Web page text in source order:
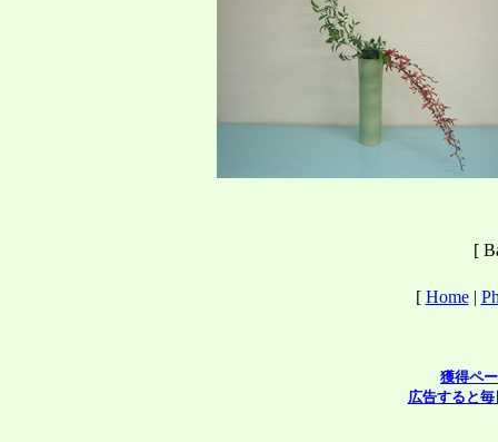
[
[ Home|
獲得ペ
広告すると